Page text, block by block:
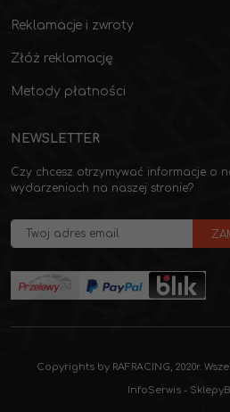
Reklamacje i zwroty
Złóż reklamację
Metody płatności
NEWSLETTER
Czy chcesz otrzymywać informacje o
wydarzeniach na naszej stronie?
Copyrights by RAFRACING, 2020r.
InfoSerwis -